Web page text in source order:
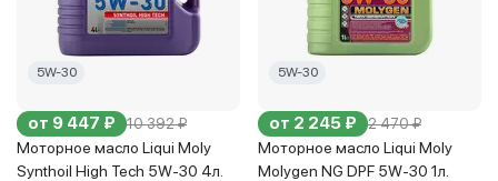
5W-30
от 9 447 ₽ 10 392 ₽
Моторное масло Liqui Moly
Synthoil High Tech 5W-30 4л.
5W-30
от 2 245 ₽ 2 470 ₽
Моторное масло Liqui Moly
Molygen NG DPF 5W-30 1л.